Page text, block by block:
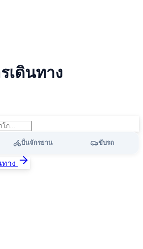
เดินทาง
ปั่นจักรยาน ขับรถ
ทาง